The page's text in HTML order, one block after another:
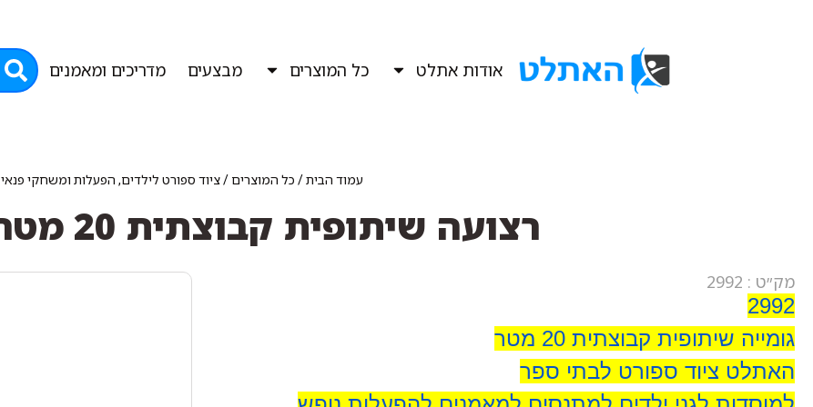
אודות אתלט כל המוצרים מבצעים מדריכים ומאמנים
עמוד הבית/ כל המוצרים /ציוד ספורט לילדים, הפעלות ומשחקי פנאי
רצועה שיתופית קבוצתית 20 מטר האתלט
מק״ט : 2992
2992
גומייה שיתופית קבוצתית 20 מטר
האתלט ציוד ספורט לבתי ספר